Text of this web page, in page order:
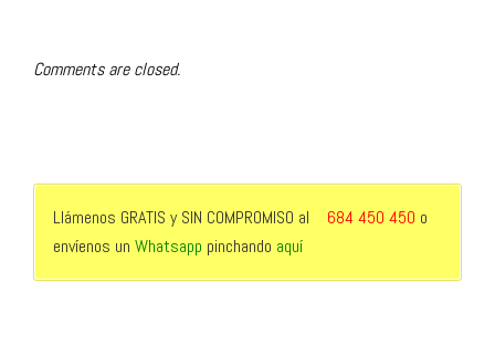
Comments are closed.
Llámenos GRATIS y SIN COMPROMISO al 684 450 450 o
envíenos un Whatsapp pinchando aquí